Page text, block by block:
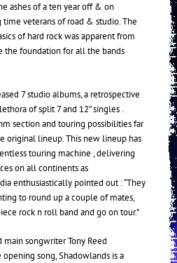
ashes of a ten year off & on
veterans of road & studio. The
of hard rock was apparent from
the foundation for all the bands
7 studio albums, a retrospective
of split 7 and 12” singles .
section and touring possibilities far
original lineup. This new lineup has
touring machine , delivering
on all continents as
enthusiastically pointed out : “They
to round up a couple of mates,
rock n roll band and go on tour.”
songwriter Tony Reed
song, Shadowlands is a